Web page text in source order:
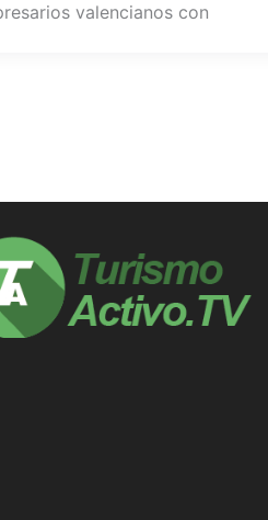
valencianos con